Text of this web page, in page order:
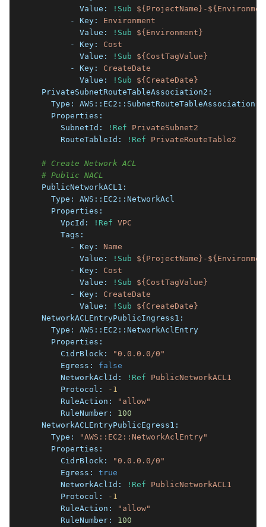
          Value:
!Sub
${ProjectName}-
        - Key:
Environment
          Value:
!Sub
${Environment}
        - Key:
Cost
          Value:
!Sub
${CostTagValue}
        - Key:
CreateDate
          Value:
!Sub
${CreateDate}
  PrivateSubnetRouteTableAssociation2:
    Type:
AWS::EC2::SubnetRouteTableAssociation
    Properties:
      SubnetId:
!Ref
PrivateSubnet2
      RouteTableId:
!Ref PrivateRouteTable2
# Create Network ACL
# Public NACL
  PublicNetworkACL1:
    Type:
AWS::EC2::NetworkAcl
    Properties:
      VpcId:
!Ref
VPC
      Tags:
        - Key:
Name
          Value:
!Sub
${ProjectName}-
        - Key:
Cost
          Value:
!Sub
${CostTagValue}
        - Key:
CreateDate
          Value:
!Sub
${CreateDate}
  NetworkACLEntryPublicIngress1:
    Type:
AWS::EC2::NetworkAclEntry
    Properties:
      CidrBlock:
"0.0.0.0/0"
      Egress:
false
      NetworkAclId:
!Ref
PublicNetworkACL1
      Protocol:
-1
      RuleAction:
"allow"
      RuleNumber:
100
  NetworkACLEntryPublicEgress1:
    Type:
"AWS::EC2::NetworkAclEntry"
    Properties:
      CidrBlock:
"0.0.0.0/0"
      Egress:
true
      NetworkAclId:
!Ref
PublicNetworkACL1
      Protocol:
-1
      RuleAction:
"allow"
      RuleNumber:
100